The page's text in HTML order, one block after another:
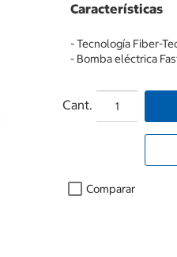
Características
- Tecnología Fiber-
- Bomba eléctrica
Cant.
Comparar